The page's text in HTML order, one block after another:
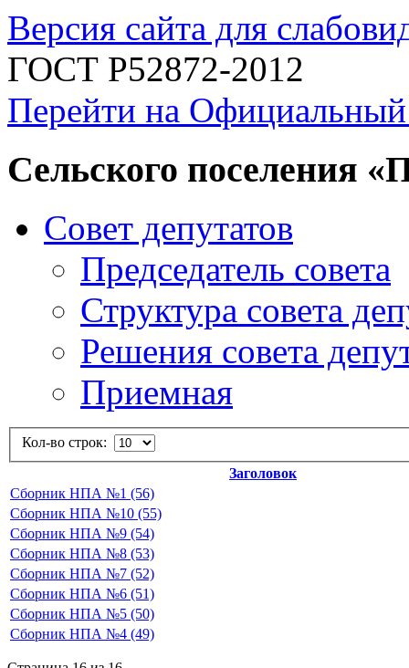
Версия сайта для
ГОСТ Р52872-2012
Перейти на
Сельского поселения
Совет депутатов
Председатель совета
Структура совета
Решения совета
Приемная
Кол-во строк:
Заголовок
Сборник НПА №1 (56)
Сборник НПА №10 (55)
Сборник НПА №9 (54)
Сборник НПА №8 (53)
Сборник НПА №7 (52)
Сборник НПА №6 (51)
Сборник НПА №5 (50)
Сборник НПА №4 (49)